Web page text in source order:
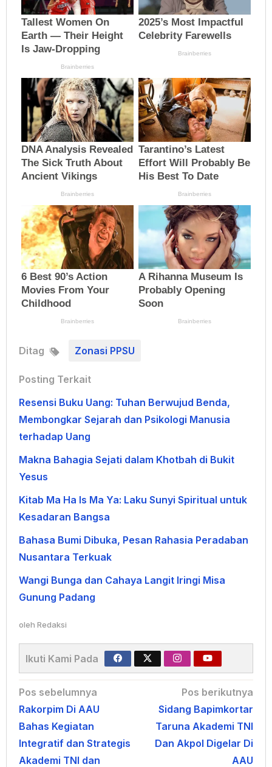
Ditag Zonasi PPSU
Posting Terkait
Resensi Buku Uang: Tuhan Berwujud Benda,
Membongkar Sejarah dan Psikologi Manusia
terhadap Uang
Makna Bahagia Sejati dalam Khotbah di Bukit
Yesus
Kitab Ma Ha Is Ma Ya: Laku Sunyi Spiritual untuk
Kesadaran Bangsa
Bahasa Bumi Dibuka, Pesan Rahasia Peradaban
Nusantara Terkuak
Wangi Bunga dan Cahaya Langit Iringi Misa
Gunung Padang
oleh Redaksi
Ikuti Kami Pada
Navigasi
pos
Pos sebelumnya
Rakorpim Di AAU
Bahas Kegiatan
Integratif dan Strategis
Akademi TNI dan
Pos berikutnya
Sidang Bapimkortar
Taruna Akademi TNI
Dan Akpol Digelar Di
AAU